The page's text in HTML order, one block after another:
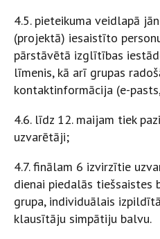
4.5. pieteikuma veidlapā
(projektā) iesaistīto
pārstāvētā izglītības
līmenis, kā arī grupas
kontaktinformācija (e-
4.6. līdz 12. maijam tiek
uzvarētāji;
4.7. finālam 6 izvirzītie
dienai piedalās tiešsaistes
grupa, individuālais
klausītāju simpātiju balvu.